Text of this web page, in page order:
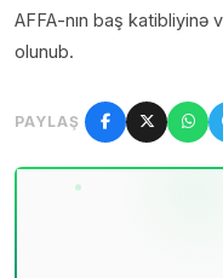
AFFA-nın baş katibliyinə
olunub.
PAYLAŞ